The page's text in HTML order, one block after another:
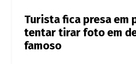
Turista fica presa em
tentar tirar foto em
famoso